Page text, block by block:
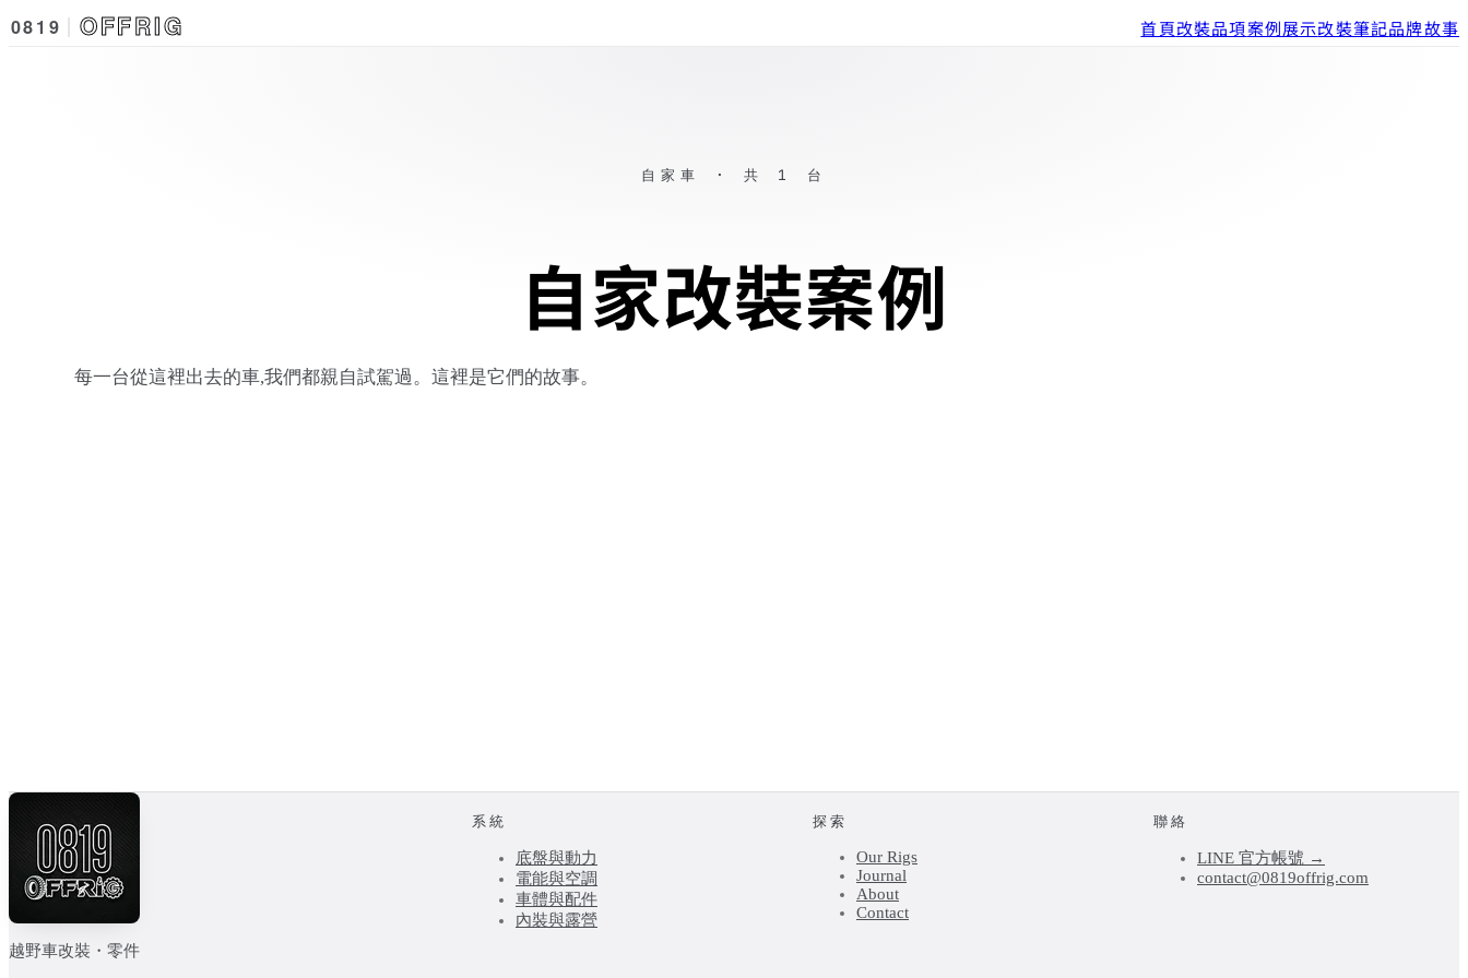
0819 OFFRIG 首頁改裝品項案例展示改裝筆記品牌故事
自家車 · 共 1 台
自家改裝案例
每一台從這裡出去的車,我們都親自試駕過。這裡是它們的故事。
越野車改裝・零件
系統
底盤與動力
電能與空調
車體與配件
內裝與露營
探索
Our Rigs
Journal
About
Contact
聯絡
LINE 官方帳號 →
contact@0819offrig.com